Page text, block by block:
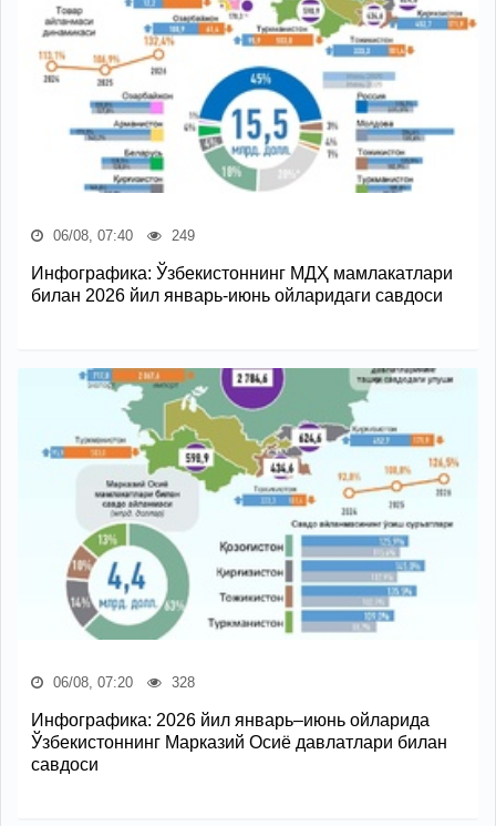
06/08, 07:40 249
Инфографика: Ўзбекистоннинг МДҲ мамлакатлари
билан 2026 йил январь-июнь ойларидаги савдоси
06/08, 07:20 328
Инфографика: 2026 йил январь–июнь ойларида
Ўзбекистоннинг Марказий Осиё давлатлари билан
савдоси